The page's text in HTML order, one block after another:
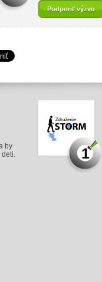
Podporiť výzvu
by
deti.
1